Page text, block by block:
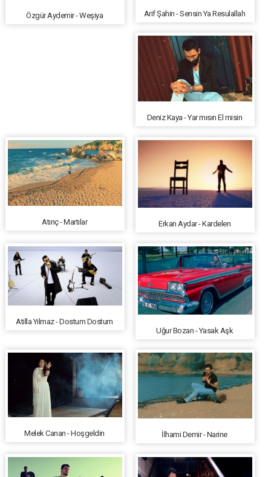
Özgür Aydemir - Weşiya Arif Şahin - Sensin Ya Resulallah
Deniz Kaya - Yar mısın El misin
Atınç - Martılar Erkan Aydar - Kardelen
Atilla Yılmaz - Dostum Dostum
Uğur Bozan - Yasak Aşk
Melek Canan - Hoşgeldin İlhami Demir - Narine